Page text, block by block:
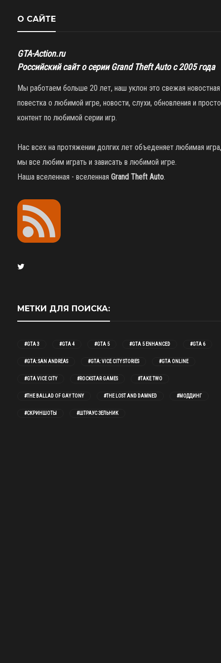
О САЙТЕ
GTA-Action.ru
Российский сайт о серии Grand Theft Auto с 2005 года
Мы работаем больше 20 лет, наш уклон это свежая новостная
повестка о любимой игре, новости, слухи, обновления и просто
контент по любимой серии игр.
Нас всех на протяжении долгих лет объеденяет любимая игра,
мы все любим играть и зависать в любимой игре.
Наша вселенная - вселенная Grand Theft Auto.
МЕТКИ ДЛЯ ПОИСКА:
#GTA 3 #GTA 4 #GTA 5 #GTA 5 ENHANCED #GTA 6
#GTA: SAN ANDREAS #GTA: VICE CITY STORIES #GTA ONLINE
#GTA VICE CITY #ROCKSTAR GAMES #TAKE TWO
#THE BALLAD OF GAY TONY #THE LOST AND DAMNED #МОДДИНГ
#СКРИНШОТЫ #ШТРАУС ЗЕЛЬНИК